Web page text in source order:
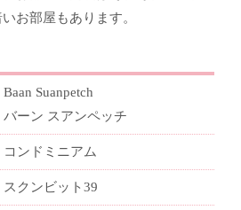
お部屋もあります。
Baan Suanpetch
バーン スアンペッチ
コンドミニアム
スクンビット39